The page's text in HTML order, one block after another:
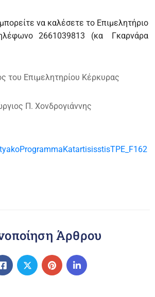
να καλέσετε το Επιμελητήριο
2661039813 (κα
Γκαρνάρα
του Επιμελητηρίου Κέρκυρας
Π. Χονδρογιάννης
Άρθρου